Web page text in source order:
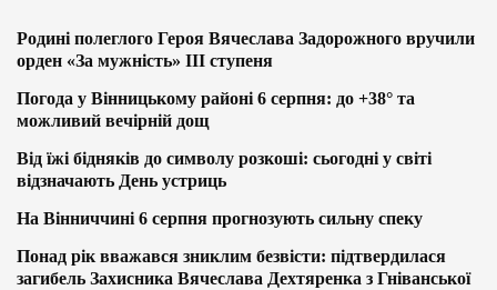
Родині полеглого Героя Вячеслава Задорожного вручили
орден «За мужність» ІІІ ступеня
Погода у Вінницькому районі 6 серпня: до +38° та
можливий вечірній дощ
Від їжі бідняків до символу розкоші: сьогодні у світі
відзначають День устриць
На Вінниччині 6 серпня прогнозують сильну спеку
Понад рік вважався зниклим безвісти: підтвердилася
загибель Захисника Вячеслава Дехтяренка з Гніванської